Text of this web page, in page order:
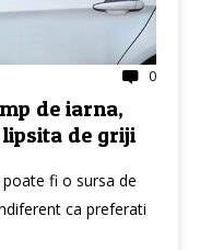
0
de iarna,
de griji
fi o sursa de
ca preferati